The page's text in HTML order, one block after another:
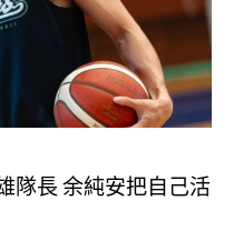
隊長 余純安把自己活